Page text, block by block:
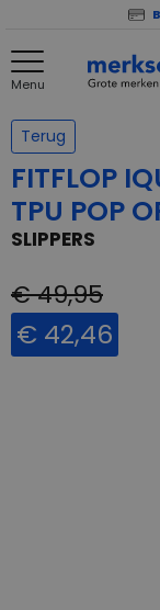
Menu
Terug
FITFLOP
TPU POP
SLIPPERS
€ 49,95
€ 42,46